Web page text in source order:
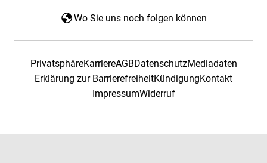
Wo Sie uns noch folgen können
PrivatsphäreKarriereAGBDatenschutzMediadaten
Erklärung zur BarrierefreiheitKündigungKontakt
ImpressumWiderruf